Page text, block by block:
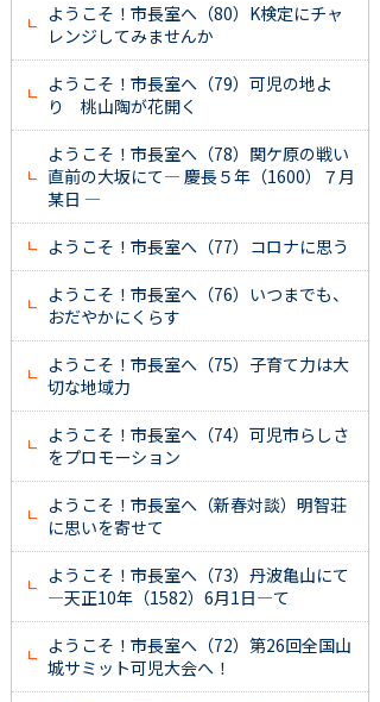
ようこそ！市長室へ（80）K検定にチャ
レンジしてみませんか
ようこそ！市長室へ（79）可児の地よ
り 桃山陶が花開く
ようこそ！市長室へ（78）関ケ原の戦い
直前の大坂にて― 慶長５年（1600）７月
某日 ―
ようこそ！市長室へ（77）コロナに思う
ようこそ！市長室へ（76）いつまでも、
おだやかにくらす
ようこそ！市長室へ（75）子育て力は大
切な地域力
ようこそ！市長室へ（74）可児市らしさ
をプロモーション
ようこそ！市長室へ（新春対談）明智荘
に思いを寄せて
ようこそ！市長室へ（73）丹波亀山にて
―天正10年（1582）6月1日―て
ようこそ！市長室へ（72）第26回全国山
城サミット可児大会へ！